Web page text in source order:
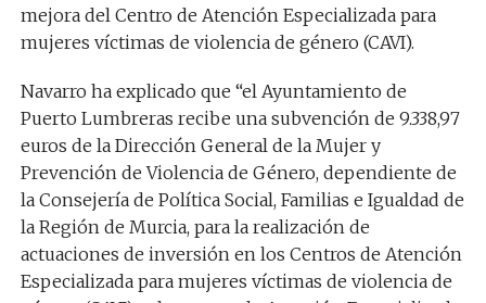
mejora del Centro de Atención Especializada para
mujeres víctimas de violencia de género (CAVI).
Navarro ha explicado que “el Ayuntamiento de
Puerto Lumbreras recibe una subvención de 9.338,97
euros de la Dirección General de la Mujer y
Prevención de Violencia de Género, dependiente de
la Consejería de Política Social, Familias e Igualdad de
la Región de Murcia, para la realización de
actuaciones de inversión en los Centros de Atención
Especializada para mujeres víctimas de violencia de